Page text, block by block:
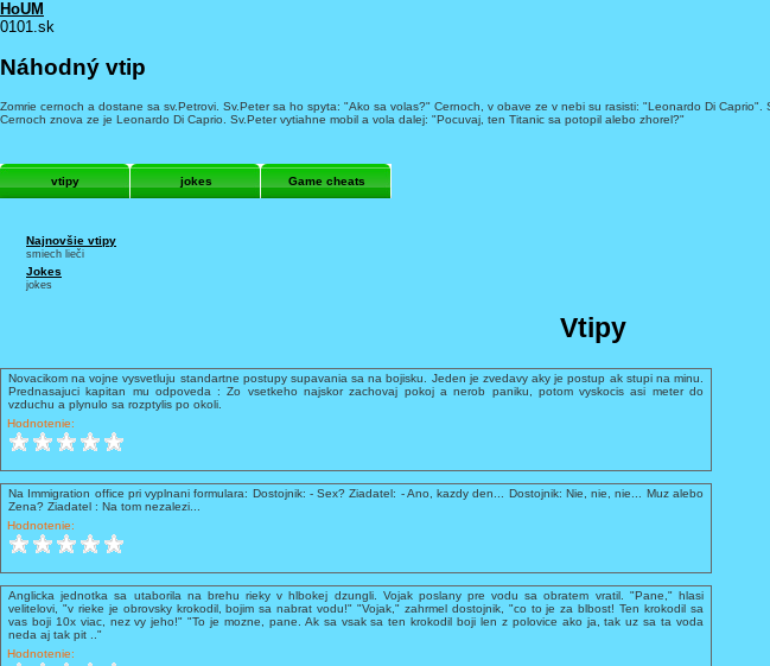
HoUM
0101.sk
Náhodný vtip
Zomrie cernoch a dostane sa sv.Petrovi. Sv.Peter sa ho spyta: "Ako sa volas?" Cernoch, v obave ze v nebi su rasisti: "Leonardo Di
Cernoch znova ze je Leonardo Di Caprio. Sv.Peter vytiahne mobil a vola dalej: "Pocuvaj, ten Titanic sa potopil alebo zhorel?"
vtipy jokes Game cheats
Najnovšie vtipy
smiech lieči
Jokes
jokes
Vtipy
Novacikom na vojne vysvetluju standartne postupy supavania sa na bojisku. Jeden je zvedavy aky je postup ak stupi na minu.
Prednasajuci kapitan mu odpoveda : Zo vsetkeho najskor zachovaj pokoj a nerob paniku, potom vyskocis asi meter do
vzduchu a plynulo sa rozptylis po okoli.
Hodnotenie:
Na Immigration office pri vyplnani formulara: Dostojnik: - Sex? Ziadatel: - Ano, kazdy den... Dostojnik: Nie, nie, nie... Muz alebo
Zena? Ziadatel : Na tom nezalezi...
Hodnotenie:
Anglicka jednotka sa utaborila na brehu rieky v hlbokej dzungli. Vojak poslany pre vodu sa obratem vratil. "Pane," hlasi
velitelovi, "v rieke je obrovsky krokodil, bojim sa nabrat vodu!" "Vojak," zahrmel dostojnik, "co to je za blbost! Ten krokodil sa
vas boji 10x viac, nez vy jeho!" "To je mozne, pane. Ak sa vsak sa ten krokodil boji len z polovice ako ja, tak uz sa ta voda
neda aj tak pit .."
Hodnotenie: